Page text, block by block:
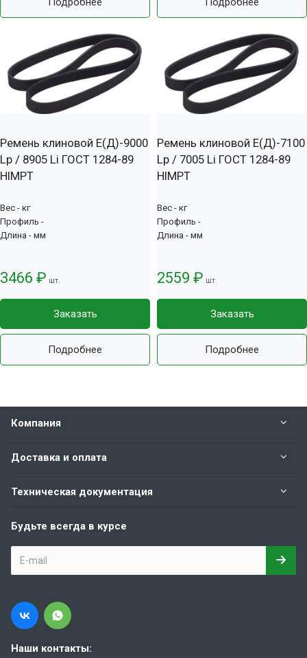
Ремень клиновой Е(Д)-9000
Lp / 8905 Li ГОСТ 1284-89
HIMPT
Вес - кг
Профиль -
Длина - мм
3466 ₽ шт.
Заказать
Подробнее
Ремень клиновой Е(Д)-7100
Lp / 7005 Li ГОСТ 1284-89
HIMPT
Вес - кг
Профиль -
Длина - мм
2559 ₽ шт.
Заказать
Подробнее
Компания
Доставка и оплата
Техническая документация
Будьте всегда в курсе
Наши контакты: